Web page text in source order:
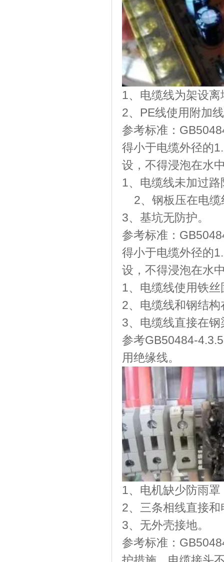
1、电缆线为架设
2、PE线使用附加
参考标准：
得小于电缆外径的
设，不得浸泡在水
1、电缆线未加过路
2、钢板压在电
3、基坑无防护。
参考标准：
得小于电缆外径的
设，不得浸泡在水
1、电缆线使用铁
2、电缆线和钢结
3、电缆线直接在
参考GB50484-
用绝缘线。
1、电机缺少防雨
2、三条相线直接
3、无外壳接地。
参考标准：